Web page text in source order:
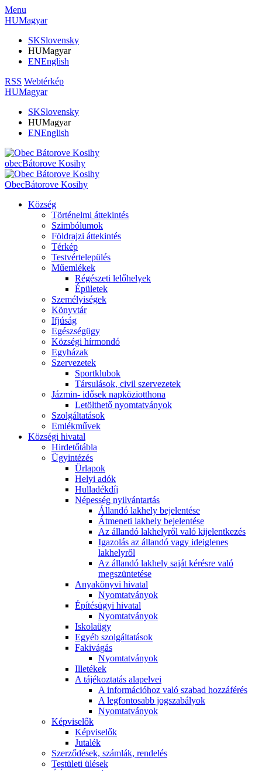
Menu
HUMagyar
SKSlovensky
HUMagyar
ENEnglish
RSS Webtérkép
HUMagyar
SKSlovensky
HUMagyar
ENEnglish
obecBátorove Kosihy
ObecBátorove Kosihy
Község
Történelmi áttekintés
Szimbólumok
Földrajzi áttekintés
Térkép
Testvértelepülés
Műemlékek
Régészeti lelőhelyek
Épületek
Személyiségek
Könyvtár
Ifjúság
Egészségügy
Községi hírmondó
Egyházak
Szervezetek
Sportklubok
Társulások, civil szervezetek
Jázmin- idősek napköziotthona
Letölthető nyomtatványok
Szolgáltatások
Emlékművek
Községi hivatal
Hirdetőtábla
Ügyintézés
Ürlapok
Helyi adók
Hulladékdíj
Népesség nyilvántartás
Állandó lakhely bejelentése
Átmeneti lakhely bejelentése
Az állandó lakhelyről való kijelentkezés
Igazolás az állandó vagy ideiglenes
lakhelyről
Az állandó lakhely saját kérésre való
megszüntetése
Anyakönyvi hivatal
Nyomtatványok
Építésügyi hivatal
Nyomtatványok
Iskolaügy
Egyéb szolgáltatások
Fakivágás
Nyomtatványok
Illetékek
A tájékoztatás alapelvei
A információhoz való szabad hozzáférés
A legfontosabb jogszabályok
Nyomtatványok
Képviselők
Képviselők
Jutalék
Szerződések, számlák, rendelés
Testületi ülések